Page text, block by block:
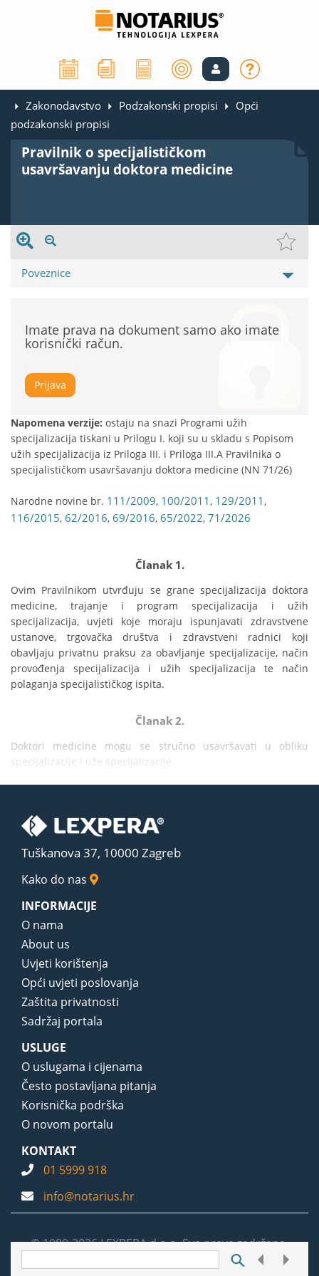
Zakonodavstvo Podzakonski propisi
Opći
podzakonski propisi
Pravilnik o specijalističkom
usavršavanju doktora medicine
Poveznice
Imate prava na dokument samo ako imate
korisnički račun.
Prijava
Napomena verzije: ostaju na snazi Programi užih
specijalizacija tiskani u Prilogu I. koji su u skladu s Popisom
užih specijalizacija iz Priloga III. i Priloga III.A Pravilnika o
specijalističkom usavršavanju doktora medicine (NN 71/26)
Narodne novine br. 111/2009, 100/2011, 129/2011,
116/2015, 62/2016, 69/2016, 65/2022, 71/2026
Članak 1.
Ovim Pravilnikom utvrđuju se grane specijalizacija doktora
medicine, trajanje i program specijalizacija i užih
specijalizacija, uvjeti koje moraju ispunjavati zdravstvene
ustanove, trgovačka društva i zdravstveni radnici koji
obavljaju privatnu praksu za obavljanje specijalizacije, način
provođenja specijalizacija i užih specijalizacija te način
polaganja specijalističkog ispita.
Članak 2.
Doktori medicine mogu se stručno usavršavati u obliku
specijalizacije i uže specijalizacije.
Tuškanova 37, 10000 Zagreb
Kako do nas
INFORMACIJE
O nama
About us
Uvjeti korištenja
Opći uvjeti poslovanja
Zaštita privatnosti
Sadržaj portala
USLUGE
O uslugama i cijenama
Često postavljana pitanja
Korisnička podrška
O novom portalu
KONTAKT
01 5999 918
info@notarius.hr
© 1989-2026 LEXPERA d.o.o. Sva prava zadržana.
Postavke kolačića